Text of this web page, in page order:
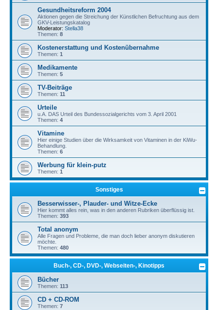
Gesundheitsreform 2004
Aktionen gegen die Streichung der Künstlichen Befruchtung aus dem
GKV-Leistungskatalog
Moderator: Stella38
Themen: 8
Kostenerstattung und Kostenübernahme
Themen: 1
Medikamente
Themen: 5
TV-Beiträge
Themen: 11
Urteile
u.A. DAS Urteil des Bundessozialgerichts vom 3. April 2001
Themen: 4
Vitamine
Hier einige Studien über die Wirksamkeit von Vitaminen in der KiWu-
Behandlung.
Themen: 6
Werbung für klein-putz
Themen: 1
Sonstiges
Besserwisser-, Plauder- und Witze-Ecke
Hier kommt alles rein, was in den anderen Rubriken überflüssig ist.
Themen: 393
Total anonym
Alle Fragen und Probleme, die man doch lieber anonym diskutieren
möchte.
Themen: 480
Buch-, CD-, DVD-, Webseiten-, Kinotipps
Bücher
Themen: 113
CD + CD-ROM
Themen: 7